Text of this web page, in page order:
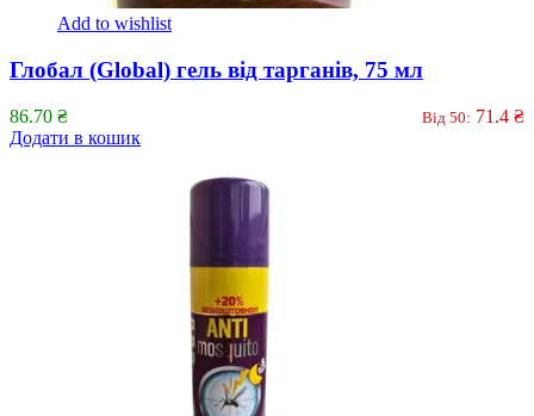
Add to wishlist
Глобал (Global) гель від тарганів, 75 мл
86.70 ₴ Від 50: 71.4 ₴
Додати в кошик